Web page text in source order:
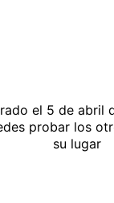
el 5 de abril
probar los
su lugar